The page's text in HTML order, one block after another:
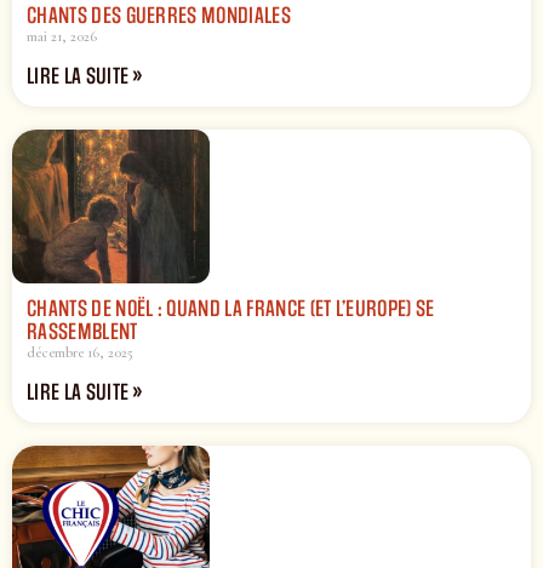
CHANTS DES GUERRES MONDIALES
mai 21, 2026
LIRE LA SUITE »
CHANTS DE NOËL : QUAND LA FRANCE (ET L’EUROPE) SE
RASSEMBLENT
décembre 16, 2025
LIRE LA SUITE »